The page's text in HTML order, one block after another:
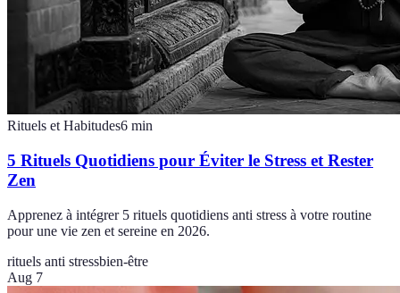
Rituels et Habitudes6 min
5 Rituels Quotidiens pour Éviter le Stress et Rester
Zen
Apprenez à intégrer 5 rituels quotidiens anti stress à votre routine
pour une vie zen et sereine en 2026.
rituels anti stressbien-être
Aug 7